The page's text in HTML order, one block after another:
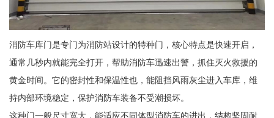
消防车库门是专门为消防站设计的特种门，核心特点是快速开启，
通常几秒内就能完全打开，帮助消防车迅速出警，抓住灭火救援的
黄金时间。它的密封性和保温性也，能阻挡风雨灰尘进入车库，维
持内部环境稳定，保护消防车装备不受潮损坏。
这种门一般尺寸宽大，能适应不同体型消防车的进出，结构坚固耐